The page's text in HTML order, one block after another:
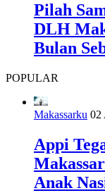
Pilah
DLH
Bulan
POPULAR
Makassarku 02
Appi
Anak